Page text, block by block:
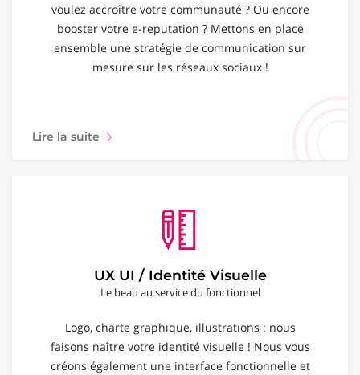
voulez accroître votre communauté ? Ou encore
booster votre e-reputation ? Mettons en place
ensemble une stratégie de communication sur
mesure sur les réseaux sociaux !
Lire la suite
UX UI / Identité Visuelle
Le beau au service du fonctionnel
Logo, charte graphique, illustrations : nous
faisons naître votre identité visuelle ! Nous vous
créons également une interface fonctionnelle et